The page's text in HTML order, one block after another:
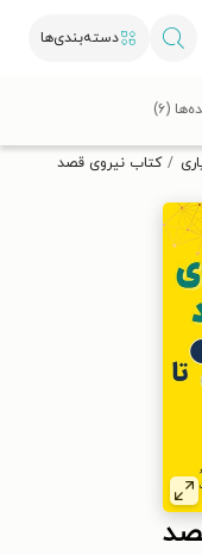
دسته‌بندی‌ها
کن.
کتاب نیروی قصد
(۶)